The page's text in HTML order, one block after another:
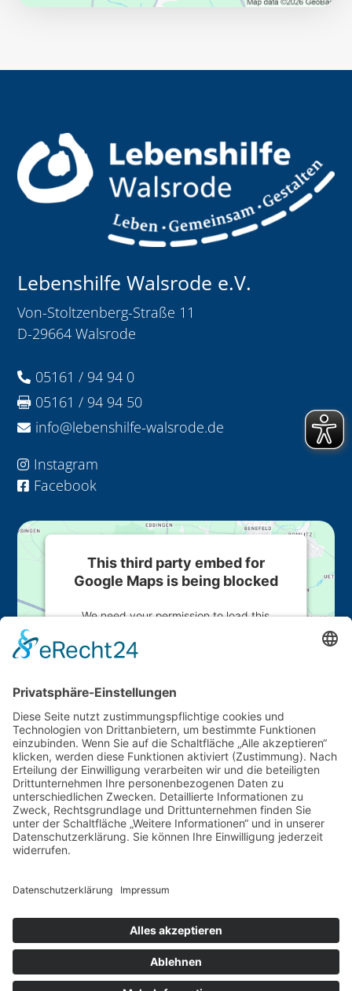
Lebenshilfe Walsrode e.V.
Von-Stoltzenberg-Straße 11
D-29664 Walsrode
 05161 / 94 94 0
 05161 / 94 94 50
 info@lebenshilfe-walsrode.de
 Instagram
 Facebook
This third party embed for
Google Maps is being blocked
We need your permission to load this
third party Service is not allowed to display
More Information
Accept
Powered byUsercentrics Consent
Management Platform&eRecht24
©2026 Lebenshilfe Walsrode e.V.
Cookie-Einstellungen
Barrierefreiheitserklärung
Datenschutz